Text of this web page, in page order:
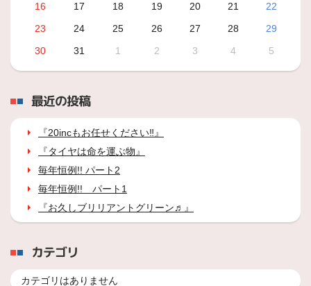
16
17 18 19 20 21
22
23
24 25 26 27 28
29
30
31 1 2 3 4 5
最近の投稿
『20incもお任せください‼』
『タイヤは命を運ぶ物』
毎年恒例!! パート2
毎年恒例!! パート1
『お久しブリリアントグリーン♬』
カテゴリ
カテゴリはありません